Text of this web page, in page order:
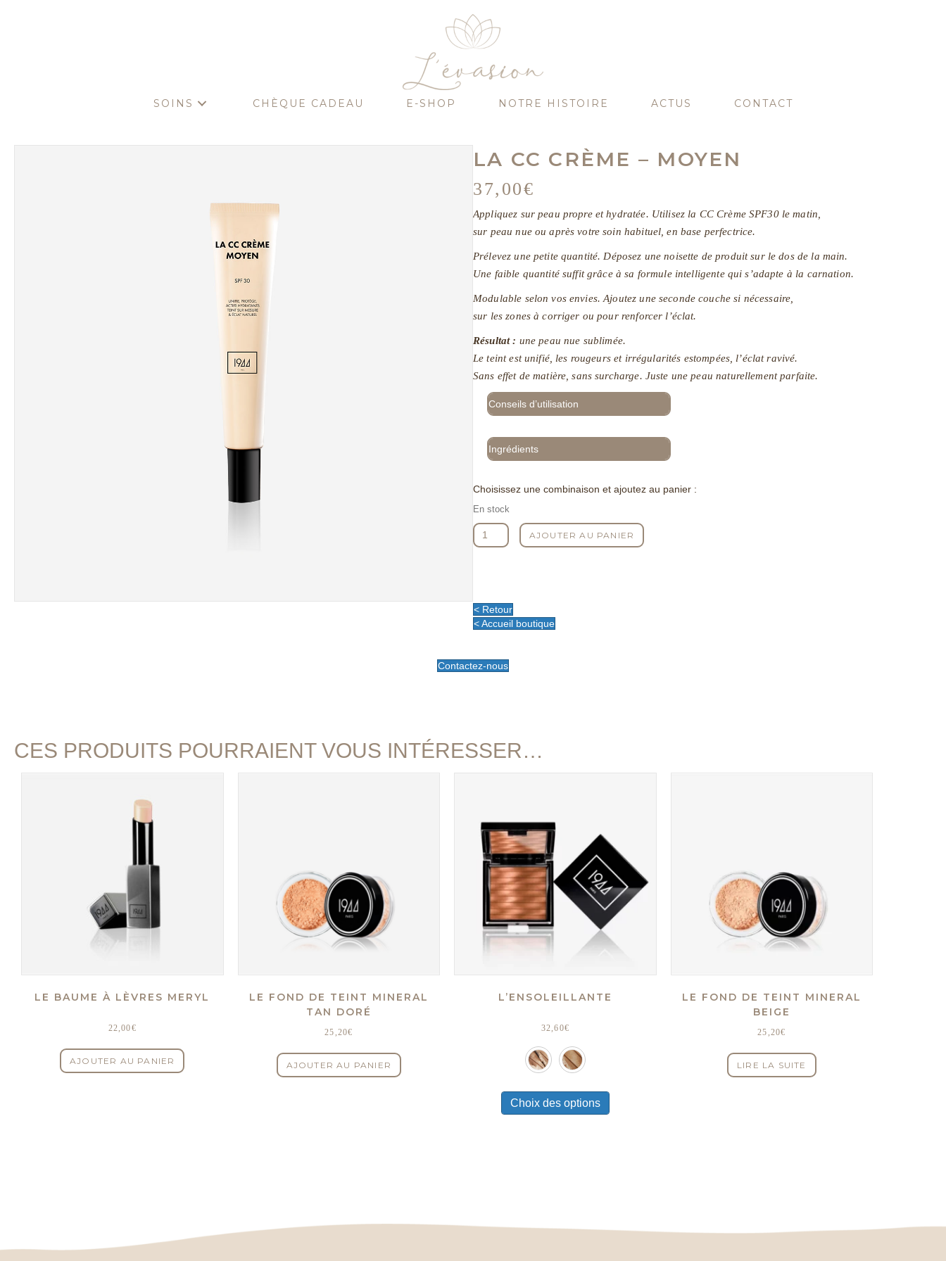
SOINS CHÈQUE CADEAU E-SHOP NOTRE HISTOIRE ACTUS CONTACT
LA CC CRÈME – MOYEN
37,00€
Appliquez sur peau propre et hydratée. Utilisez la CC Crème SPF30 le matin,
sur peau nue ou après votre soin habituel, en base perfectrice.
Prélevez une petite quantité. Déposez une noisette de produit sur le dos de la main.
Une faible quantité suffit grâce à sa formule intelligente qui s’adapte à la carnation.
Modulable selon vos envies. Ajoutez une seconde couche si nécessaire,
sur les zones à corriger ou pour renforcer l’éclat.
Résultat : une peau nue sublimée.
Le teint est unifié, les rougeurs et irrégularités estompées, l’éclat ravivé.
Sans effet de matière, sans surcharge. Juste une peau naturellement parfaite.
Conseils d’utilisation
Ingrédients
Choisissez une combinaison et ajoutez au panier :
En stock
quantité
de
-
Moyen
AJOUTER AU PANIER
< Retour
< Accueil boutique
Contactez-nous
CES PRODUITS POURRAIENT VOUS INTÉRESSER…
LE BAUME À LÈVRES MERYL
22,00€
AJOUTER AU PANIER
LE FOND DE TEINT MINERAL
TAN DORÉ
25,20€
AJOUTER AU PANIER
L’ENSOLEILLANTE
32,60€
Choix des options
a
LE FOND DE TEINT MINERAL
BEIGE
25,20€
LIRE LA SUITE